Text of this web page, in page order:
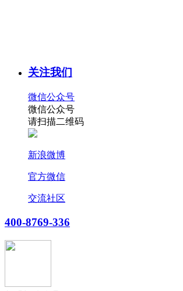
关注我们
微信公众号
微信公众号
请扫描二维码
新浪微博
官方微信
交流社区
400-8769-336